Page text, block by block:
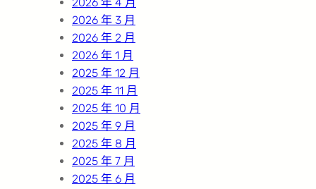
2026 年 3 月
2026 年 2 月
2026 年 1 月
2025 年 12 月
2025 年 11 月
2025 年 10 月
2025 年 9 月
2025 年 8 月
2025 年 7 月
2025 年 6 月